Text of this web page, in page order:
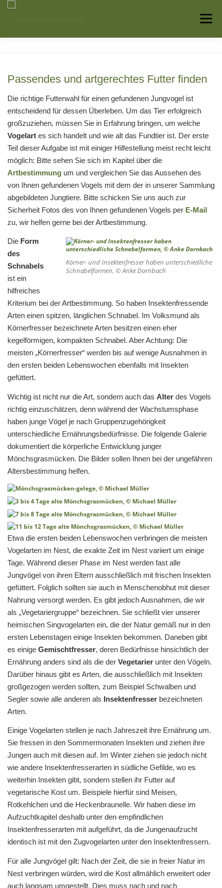
Menü
Auffangstationen
Passendes und artgerechtes Futter finden
Die richtige Futterwahl für einen gefundenen Jungvogel ist
entscheidend für dessen Überleben. Um das Tier erfolgreich
großzuziehen, müssen Sie in Erfahrung bringen, um welche
Vogelart es sich handelt und wie alt das Fundtier ist. Der erste
Teil dieser Aufgabe ist mit einiger Hilfestellung meist recht leicht
möglich: Bitte sehen Sie sich im Kapitel über die
Artbestimmung um und vergleichen Sie das Aussehen des
von Ihnen gefundenen Vogels mit dem der in unserer Sammlung
abgebildeten Jungtiere. Bitte schicken Sie uns auch zur
Sicherheit Fotos des von Ihnen gefundenen Vogels per E-Mail
zu, wir helfen gerne bei der Artbestimmung.
Körner- und Insektenfresser haben unterschiedliche
Schnabelformen, © Anke Dornbach
Die Form
des
Schnabels
ist ein
hilfreiches
Kriterium bei der Artbestimmung. So haben Insektenfressende
Arten einen spitzen, länglichen Schnabel. Im Volksmund als
Körnerfresser bezeichnete Arten besitzen einen eher
kegelförmigen, kompakten Schnabel. Aber Achtung: Die
meisten „Körnerfresser“ werden bis auf wenige Ausnahmen in
den ersten beiden Lebenswochen ebenfalls mit Insekten
gefüttert.
Wichtig ist nicht nur die Art, sondern auch das Alter des Vogels
richtig einzuschätzen, denn während der Wachstumsphase
haben junge Vögel je nach Gruppenzugehörigkeit
unterschiedliche Ernährungsbedürfnisse. Die folgende Galerie
dokumentiert die körperliche Entwicklung junger
Mönchsgrasmücken. Die Bilder sollen Ihnen bei der ungefähren
Altersbestimmung helfen.
Etwa die ersten beiden Lebenswochen verbringen die meisten
Vogelarten im Nest, die exakte Zeit im Nest variiert um einige
Tage. Während dieser Phase im Nest werden fast alle
Jungvögel von ihren Eltern ausschließlich mit frischen Insekten
gefüttert. Folglich sollten sie auch in Menschenobhut mit dieser
Nahrung versorgt werden. Es gibt jedoch Ausnahmen, die wir
als „Vegetariergruppe“ bezeichnen. Sie schließt vier unserer
heimischen Singvogelarten ein, die der Natur gemäß nur in den
ersten Lebenstagen einige Insekten bekommen. Daneben gibt
es einige Gemischtfresser, deren Bedürfnisse hinsichtlich der
Ernährung anders sind als die der Vegetarier unter den Vögeln.
Darüber hinaus gibt es Arten, die ausschließlich mit Insekten
großgezogen werden sollten, zum Beispiel Schwalben und
Segler sowie alle anderen als Insektenfresser bezeichneten
Arten.
Einige Vogelarten stellen je nach Jahreszeit ihre Ernährung um.
Sie fressen in den Sommermonaten Insekten und ziehen ihre
Jungen auch mit diesen auf. Im Winter ziehen sie jedoch nicht
wie andere Insektenfresserarten in südliche Gefilde, wo es
weiterhin Insekten gibt, sondern stellen ihr Futter auf
vegetarische Kost um. Beispiele hierfür sind Meisen,
Rotkehlchen und die Heckenbraunelle. Wir haben diese im
Aufzuchtkapitel deshalb unter den empfindlichen
Insektenfresserarten mit aufgeführt, da die Jungenaufzucht
identisch ist mit den Zugvogelarten unter den Insektenfressern.
Für alle Jungvögel gilt: Nach der Zeit, die sie in freier Natur im
Nest verbringen würden, wird die Kost allmählich erweitert oder
auch langsam umgestellt. Dies muss nach und nach